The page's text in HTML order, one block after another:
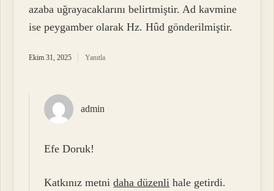
azaba uğrayacaklarını belirtmiştir. Ad kavmine
ise peygamber olarak Hz. Hûd gönderilmiştir.
Ekim 31, 2025 Yanıtla
admin
Efe Doruk!
Katkınız metnidaha düzenli hale getirdi.